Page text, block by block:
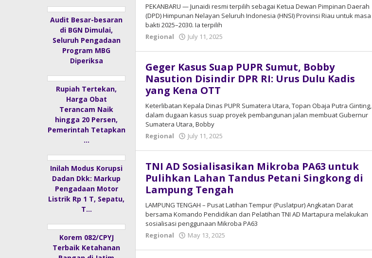
Audit Besar-besaran
di BGN Dimulai,
Seluruh Pengadaan
Program MBG
Diperiksa
Rupiah Tertekan,
Harga Obat
Terancam Naik
hingga 20 Persen,
Pemerintah Tetapkan
…
Inilah Modus Korupsi
Dadan Dkk: Markup
Pengadaan Motor
Listrik Rp 1 T, Sepatu,
T…
Korem 082/CPYJ
Terbaik Ketahanan
PEKANBARU — Junaidi resmi terpilih sebagai Ketua Dewan Pimpinan Daerah
(DPD) Himpunan Nelayan Seluruh Indonesia (HNSI) Provinsi Riau untuk masa
bakti 2025–2030. Ia terpilih
Regional
July 11, 2025
Geger Kasus Suap PUPR Sumut, Bobby
Nasution Disindir DPR RI: Urus Dulu Kadis
yang Kena OTT
Keterlibatan Kepala Dinas PUPR Sumatera Utara, Topan Obaja Putra Ginting,
dalam dugaan kasus suap proyek pembangunan jalan membuat Gubernur
Sumatera Utara, Bobby
Regional
July 11, 2025
TNI AD Sosialisasikan Mikroba PA63 untuk
Pulihkan Lahan Tandus Petani Singkong di
Lampung Tengah
LAMPUNG TENGAH – Pusat Latihan Tempur (Puslatpur) Angkatan Darat
bersama Komando Pendidikan dan Pelatihan TNI AD Martapura melakukan
sosialisasi penggunaan Mikroba PA63
Regional
May 13, 2025